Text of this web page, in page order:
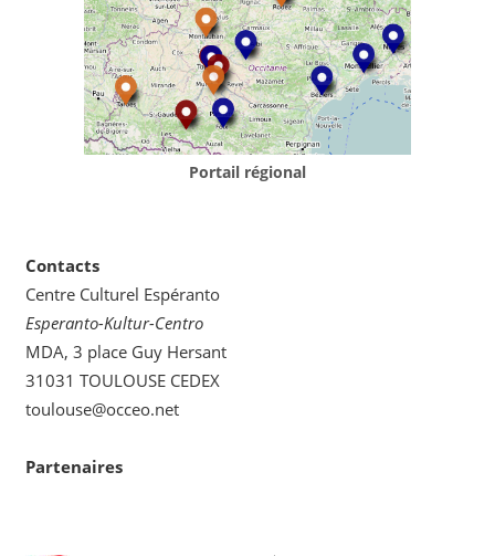
Portail régional
Contacts
Centre Culturel Espéranto
Esperanto-Kultur-Centro
MDA, 3 place Guy Hersant
31031 TOULOUSE CEDEX
toulouse@occeo.net
Partenaires